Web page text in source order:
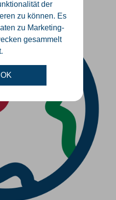
der
zu können. Es
zu Marketing-
gesammelt
OK